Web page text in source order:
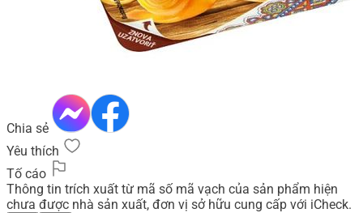
Chia sẻ
Yêu thích
Tố cáo
Thông tin trích xuất từ mã số mã vạch của sản phẩm hiện
chưa được nhà sản xuất, đơn vị sở hữu cung cấp với iCheck.